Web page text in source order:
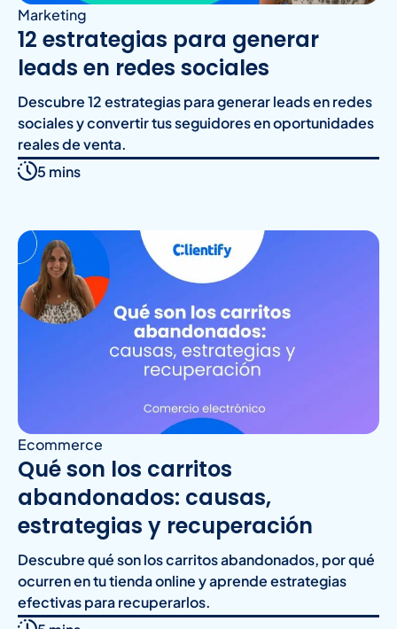
Marketing
12 estrategias para generar
leads en redes sociales
Descubre 12 estrategias para generar leads en redes
sociales y convertir tus seguidores en oportunidades
reales de venta.
5 mins
Ecommerce
Qué son los carritos
abandonados: causas,
estrategias y recuperación
Descubre qué son los carritos abandonados, por qué
ocurren en tu tienda online y aprende estrategias
efectivas para recuperarlos.